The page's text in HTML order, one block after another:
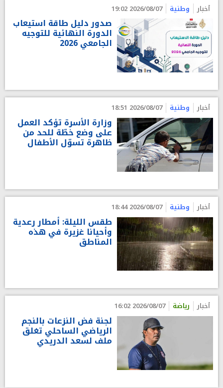
أخبار وطنية 2026/08/07 19:02
صدور دليل طاقة استيعاب
الدورة النهائية للتوجيه
الجامعي 2026
أخبار وطنية 2026/08/07 18:51
وزارة الأسرة تؤكد العمل
على وضع خطّة للحد من
ظاهرة تسوّل الأطفال
أخبار وطنية 2026/08/07 18:44
طقس الليلة: أمطار رعدية
وأحيانا غزيرة في هذه
المناطق
أخبار رياضة 2026/08/07 16:02
لجنة فض النزعات بالنجم
الرياضي الساحلي تغلق
ملف لسعد الدريدي